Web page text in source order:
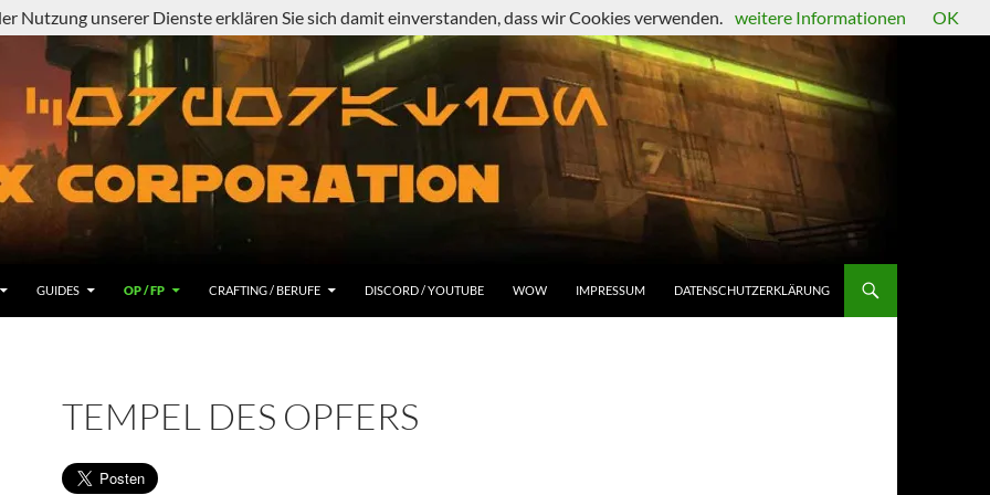
GUIDES OP / FP CRAFTING / BERUFE DISCORD / YOUTUBE WOW IMPRESSUM DATENSCHUTZERKLÄRUNG
TEMPEL DES OPFERS
Nutzung unserer Dienste erklären Sie sich damit einverstanden, dass wir Cookies verwenden. weitere Informationen OK